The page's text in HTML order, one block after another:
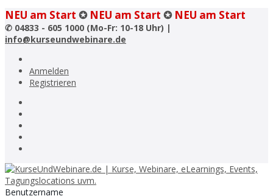
NEU am Start ✪ NEU am Start ✪ NEU am Start
✆ 04833 - 605 1000 (Mo-Fr: 10-18 Uhr) |
info@kurseundwebinare.de
Anmelden
Registrieren
Benutzername